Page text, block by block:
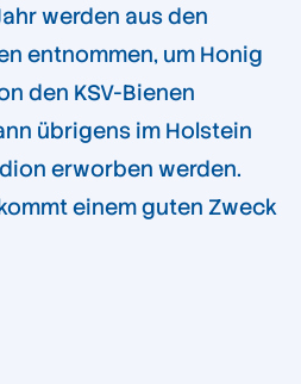
werden aus den
entnommen, um Honig
den KSV-Bienen
übrigens im Holstein
erworben werden.
einem guten Zweck